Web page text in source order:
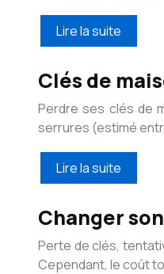
Lire la suite
Clés de
Perdre ses clés de
serrures (estimé
Lire la suite
Changer
Perte de clés,
Cependant, le coût